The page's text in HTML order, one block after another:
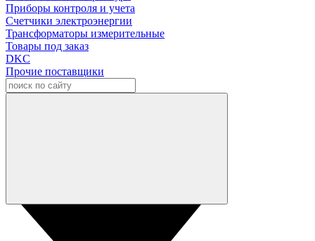
Приборы контроля и учета
Счетчики электроэнергии
Трансформаторы измерительные
Товары под заказ
DKC
Прочие поставщики